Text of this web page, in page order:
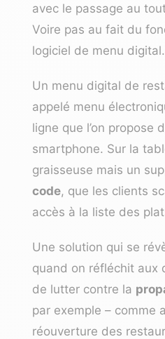
avec le passage au
Voire pas au fait du
logiciel de menu digital.
Un menu digital de
appelé menu
ligne que l’on propose
smartphone. Sur la
graisseuse mais un
code, que les clients
accès à la liste des
Une solution qui se
quand on réfléchit aux
de lutter contre la
par exemple – comme
réouverture des